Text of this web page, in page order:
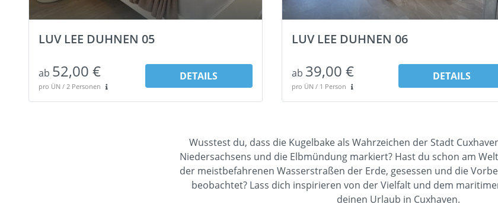
LUV LEE DUHNEN 05
ab 52,00 €
pro ÜN / 2 Personen
DETAILS
LUV LEE DUHNEN 06
ab 39,00 €
pro ÜN / 1 Person
DETAILS
Wusstest du, dass die Kugelbake als Wahrzeichen der Stadt
Niedersachsens und die Elbmündung markiert? Hast du schon am
der meistbefahrenen Wasserstraßen der Erde, gesessen und die
beobachtet? Lass dich inspirieren von der Vielfalt und dem
deinen Urlaub in Cuxhaven.